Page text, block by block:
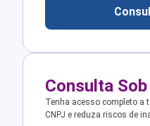
Consulta
Tenha acesso completo a
CNPJ e reduza riscos de